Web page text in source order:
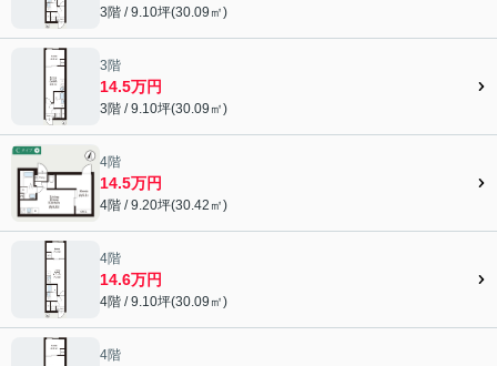
3階 / 9.10坪(30.09㎡)
3階
14.5万円
3階 / 9.10坪(30.09㎡)
4階
14.5万円
4階 / 9.20坪(30.42㎡)
4階
14.6万円
4階 / 9.10坪(30.09㎡)
4階